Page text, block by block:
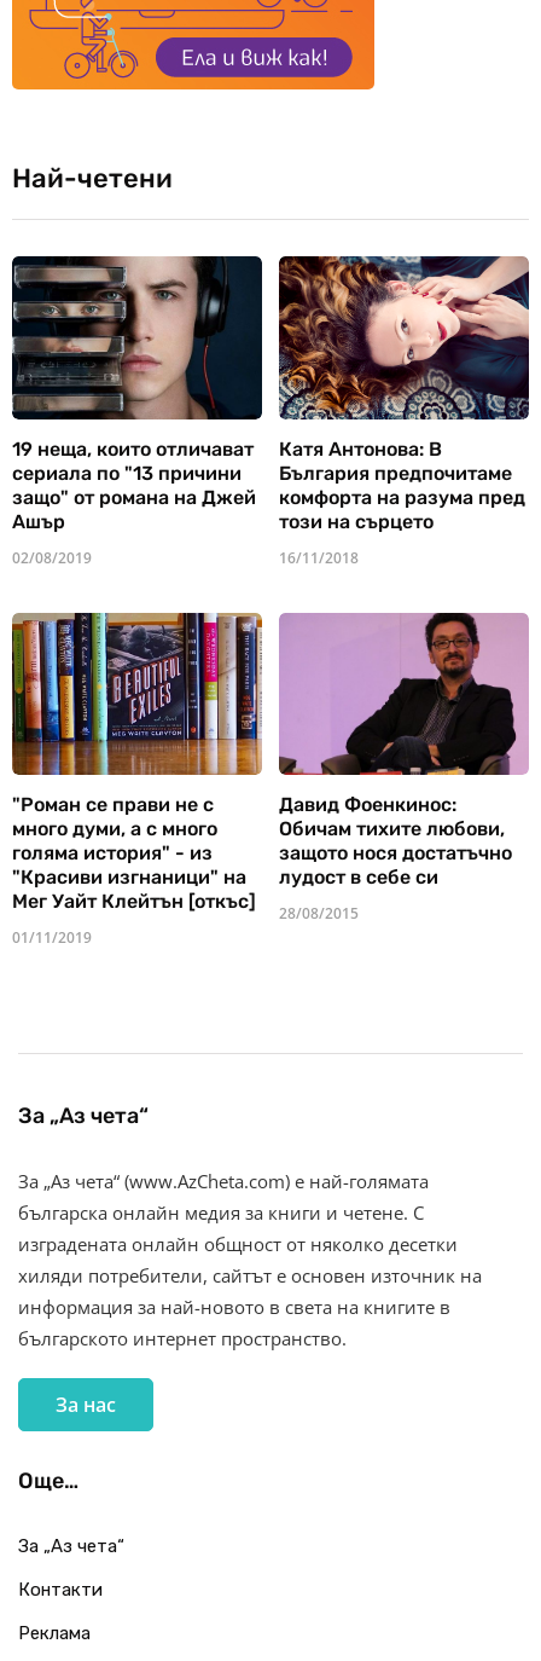
Най-четени
19 неща, които отличават
сериала по "13 причини
защо" от романа на Джей
Ашър
02/08/2019
Катя Антонова: В
България предпочитаме
комфорта на разума пред
този на сърцето
16/11/2018
"Роман се прави не с
много думи, а с много
голяма история" - из
"Красиви изгнаници" на
Мег Уайт Клейтън [откъс]
01/11/2019
Давид Фоенкинос:
Обичам тихите любови,
защото нося достатъчно
лудост в себе си
28/08/2015
За „Аз чета“
За „Аз чета“ (www.AzCheta.com) е най-голямата
българска онлайн медия за книги и четене. С
изградената онлайн общност от няколко десетки
хиляди потребители, сайтът е основен източник на
информация за най-новото в света на книгите в
българското интернет пространство.
За нас
Още…
За „Аз чета“
Контакти
Реклама